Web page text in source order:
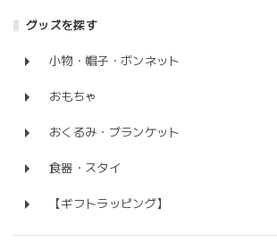
グッズを探す
小物・帽子・ボンネット
おもちゃ
おくるみ・ブランケット
食器・スタイ
【ギフトラッピング】